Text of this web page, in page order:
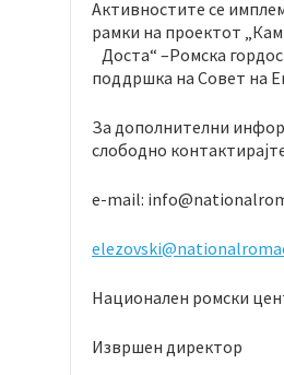
Активностите се
рамки на проектот
Доста“ –Ромска
поддршка на Совет на
За дополнителни
слободно
e-mail:
Национален ромски
Извршен директор